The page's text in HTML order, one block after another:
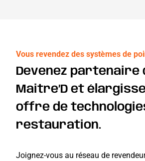
Vous revendez des systèmes de
Devenez partenaire
Maitre’D et
offre de
restauration.
Joignez-vous au réseau de